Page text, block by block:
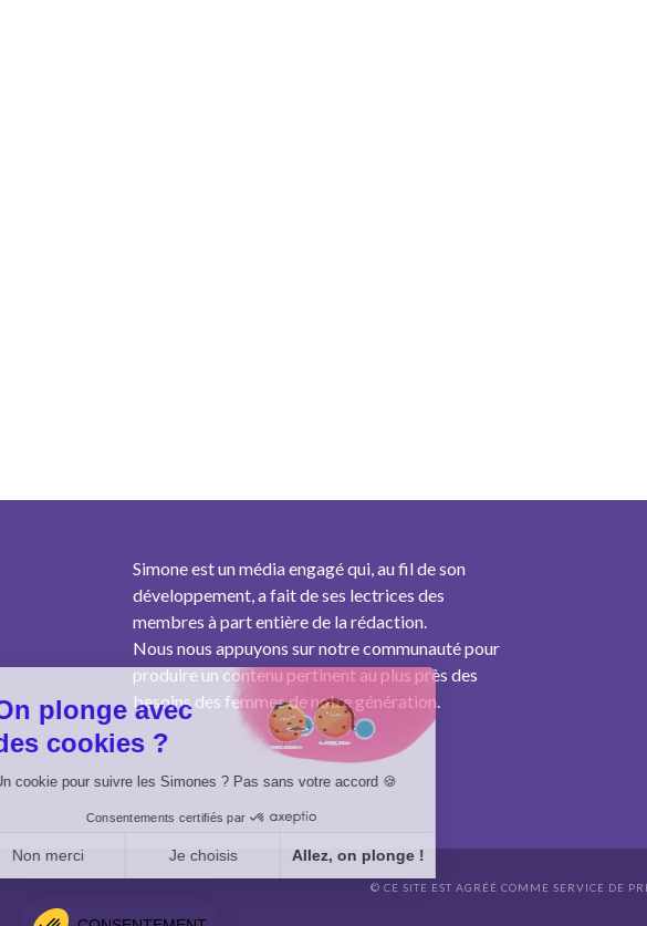
Simone est un média engagé qui, au fil de son
développement, a fait de ses lectrices des
membres à part entière de la rédaction.
Nous nous appuyons sur notre communauté pour
produire un contenu pertinent au plus près des
besoins des femmes de notre génération.
© CE SITE EST AGRÉÉ COMME SERVICE DE
On plonge avec
des cookies ?
Un cookie pour suivre les Simones ? Pas sans votre accord 🍪
Consentements certifiés par
Non merci Je choisis Allez, on plonge !
Plateforme de Gestion du Consentement : Personnalisez vos Options